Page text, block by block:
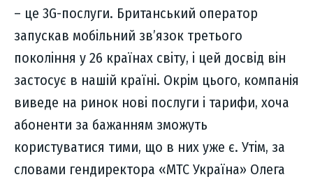
– це 3G-послуги. Британський оператор
запускав мобільний зв’язок третього
покоління у 26 країнах світу, і цей досвід він
застосує в нашій країні. Окрім цього, компанія
виведе на ринок нові послуги і тарифи, хоча
абоненти за бажанням зможуть
користуватися тими, що в них уже є. Утім, за
словами гендиректора «МТС Україна» Олега